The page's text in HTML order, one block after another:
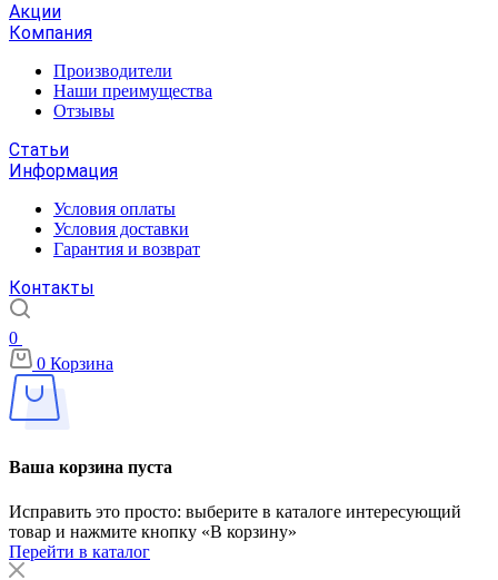
Акции
Компания
Производители
Наши преимущества
Отзывы
Статьи
Информация
Условия оплаты
Условия доставки
Гарантия и возврат
Контакты
0
0 Корзина
Ваша корзина пуста
Исправить это просто: выберите в каталоге интересующий
товар и нажмите кнопку «В корзину»
Перейти в каталог